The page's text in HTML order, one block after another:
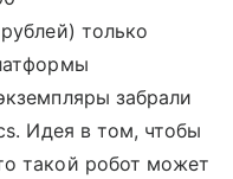
только
забрали
Идея в том, чтобы
такой робот может